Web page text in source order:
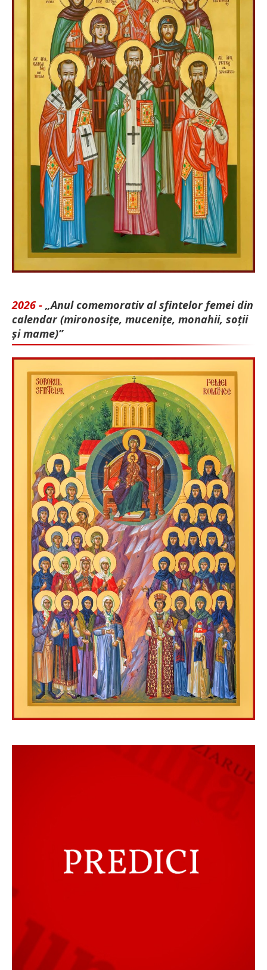
2026 - „Anul comemorativ al sfintelor femei din
calendar (mironosițe, mu­cenițe, monahii, soții
și mame)”